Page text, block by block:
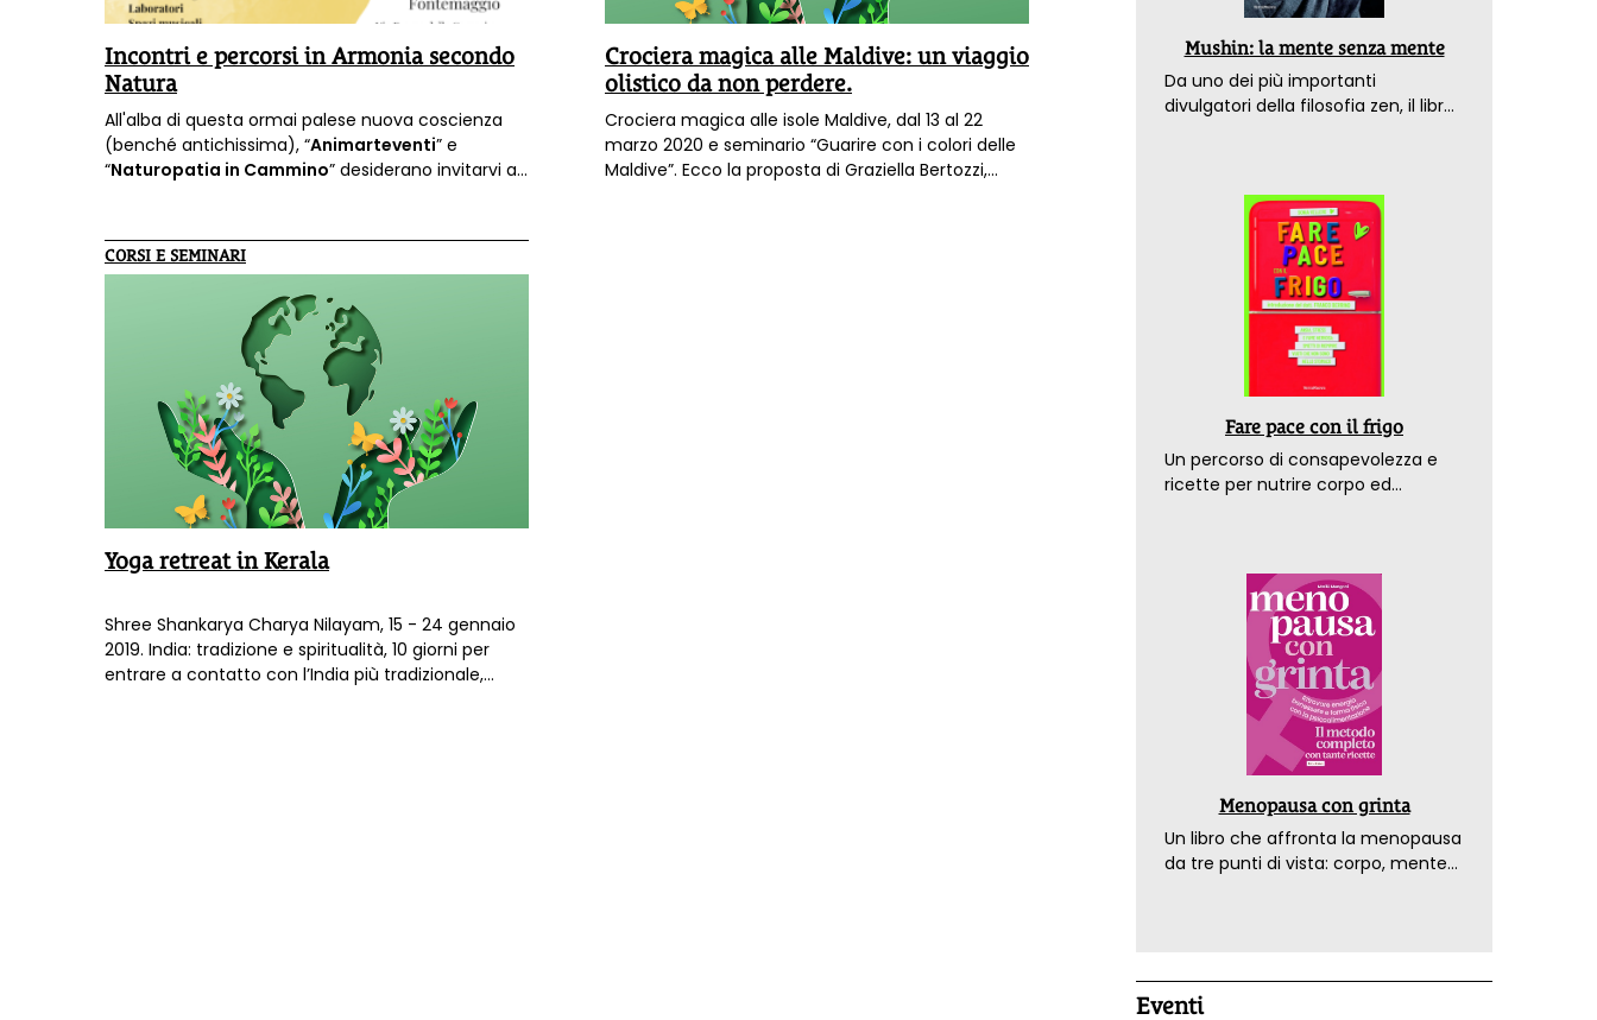
Incontri e percorsi in Armonia secondo
Natura
All'alba di questa ormai palese nuova coscienza
(benché antichissima), “Animarteventi” e
“Naturopatia in Cammino” desiderano invitarvi a
Crociera magica alle Maldive: un viaggio
olistico da non perdere.
Crociera magica alle isole Maldive, dal 13 al 22
marzo 2020 e seminario “Guarire con i colori delle
Maldive”. Ecco la proposta di Graziella Bertozzi,
CORSI E SEMINARI
Yoga retreat in Kerala
Shree Shankarya Charya Nilayam, 15 - 24 gennaio
2019. India: tradizione e spiritualità, 10 giorni per
entrare a contatto con l’India più tradizionale,
Mushin: la mente senza mente
Da uno dei più importanti
divulgatori della filosofia zen, il libro
Fare pace con il frigo
Un percorso di consapevolezza e
ricette per nutrire corpo ed
Menopausa con grinta
Un libro che affronta la menopausa
da tre punti di vista: corpo, mente
Eventi